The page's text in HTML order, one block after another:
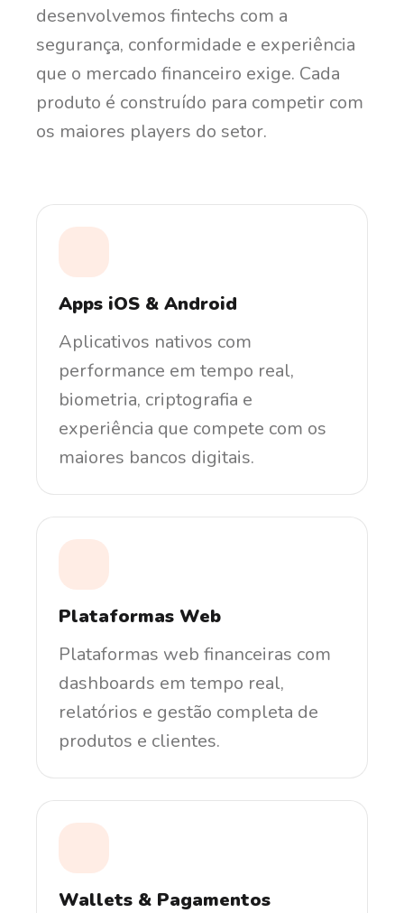
desenvolvemos fintechs com a
segurança, conformidade e experiência
que o mercado financeiro exige. Cada
produto é construído para competir com
os maiores players do setor.
Apps iOS & Android
Aplicativos nativos com
performance em tempo real,
biometria, criptografia e
experiência que compete com os
maiores bancos digitais.
Plataformas Web
Plataformas web financeiras com
dashboards em tempo real,
relatórios e gestão completa de
produtos e clientes.
Wallets & Pagamentos